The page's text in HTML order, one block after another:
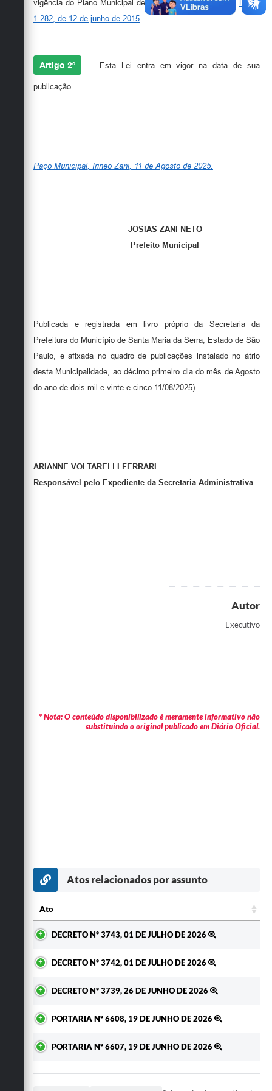
vigência do Plano Municipal de Educação aprovado pela
Lei nº
1.282, de 12 de junho de 2015
Artigo 2º – Esta Lei entra em vigor na data de sua
publicação.
Paço Municipal, Irineo Zani, 11 de Agosto de 2025.
JOSIAS ZANI NETO
Prefeito Municipal
Publicada e registrada em livro próprio da Secretaria da
Prefeitura do Município de Santa Maria da Serra, Estado de São
Paulo, e afixada no quadro de publicações instalado no átrio
desta Municipalidade, ao décimo primeiro dia do mês de Agosto
do ano de dois mil e vinte e cinco 11/08/2025).
ARIANNE VOLTARELLI FERRARI
Responsável pelo Expediente da Secretaria Administrativa
Autor
Executivo
* Nota: O conteúdo disponibilizado é meramente informativo não
substituindo o original publicado em Diário Oficial.
Atos relacionados por assunto
Ato
DECRETO Nº 3743, 01 DE JULHO DE 2026
DECRETO Nº 3742, 01 DE JULHO DE 2026
DECRETO Nº 3739, 26 DE JUNHO DE 2026
PORTARIA Nº 6608, 19 DE JUNHO DE 2026
PORTARIA Nº 6607, 19 DE JUNHO DE 2026